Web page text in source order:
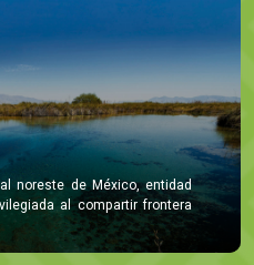
noreste de México, entidad
al compartir frontera